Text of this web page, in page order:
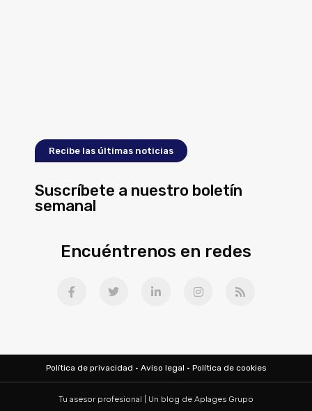
Recibe las últimas noticias
Suscríbete a nuestro boletín
semanal
Encuéntrenos en redes
Política de privacidad · Aviso legal · Política de cookies
Tu asesor profesional | Un blog de Aplages Grupo